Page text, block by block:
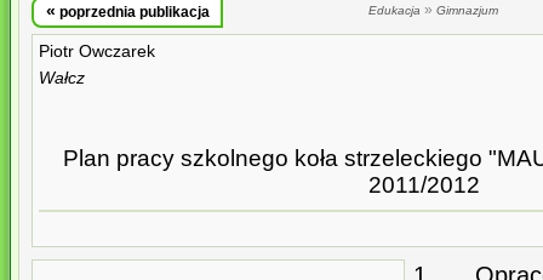
« poprzednia publikacja Edukacja » Gimnazjum
Piotr Owczarek
Wałcz
Plan pracy szkolnego koła strzeleckiego
2011/2012